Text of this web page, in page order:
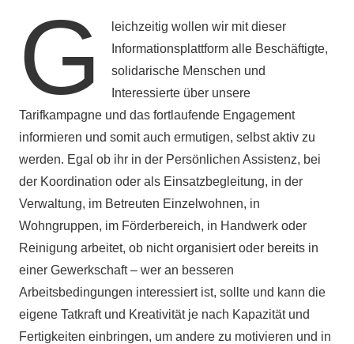
G
leichzeitig wollen wir mit dieser
Informationsplattform alle Beschäftigte,
solidarische Menschen und
Interessierte über unsere
Tarifkampagne und das fortlaufende Engagement
informieren und somit auch ermutigen, selbst aktiv zu
werden. Egal ob ihr in der Persönlichen Assistenz, bei
der Koordination oder als Einsatzbegleitung, in der
Verwaltung, im Betreuten Einzelwohnen, in
Wohngruppen, im Förderbereich, in Handwerk oder
Reinigung arbeitet, ob nicht organisiert oder bereits in
einer Gewerkschaft – wer an besseren
Arbeitsbedingungen interessiert ist, sollte und kann die
eigene Tatkraft und Kreativität je nach Kapazität und
Fertigkeiten einbringen, um andere zu motivieren und in